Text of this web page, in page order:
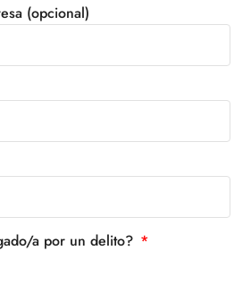
(opcional)
a por un delito?